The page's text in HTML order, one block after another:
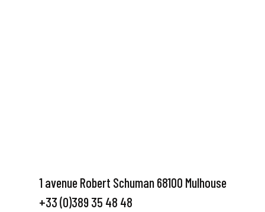
1 avenue Robert Schuman 68100 Mulhouse
+33 (0)389 35 48 48